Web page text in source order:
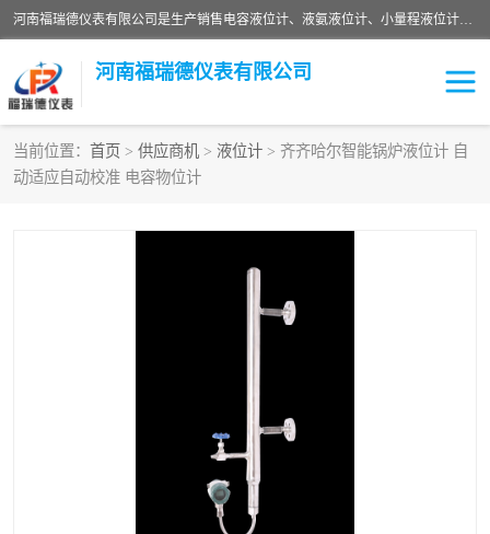
河南福瑞德仪表有限公司是生产销售电容液位计、液氨液位计、小量程液位计定制、智能锅炉水位计、液氮液位计等；并在产品开发、研制的过程中，吸取国内外仪器仪表的技术精华，建立了一支高、精、尖的科研开发队伍，使产品性能不断升级。
河南福瑞德仪表有限公司
当前位置： 首页 > 供应商机 > 液位计 > 齐齐哈尔智能锅炉液位计 自
动适应自动校准 电容物位计
液位计
液氮液位计